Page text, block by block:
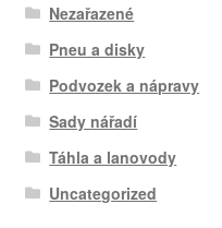
Nezařazené
Pneu a disky
Podvozek a nápravy
Sady nářadí
Táhla a lanovody
Uncategorized